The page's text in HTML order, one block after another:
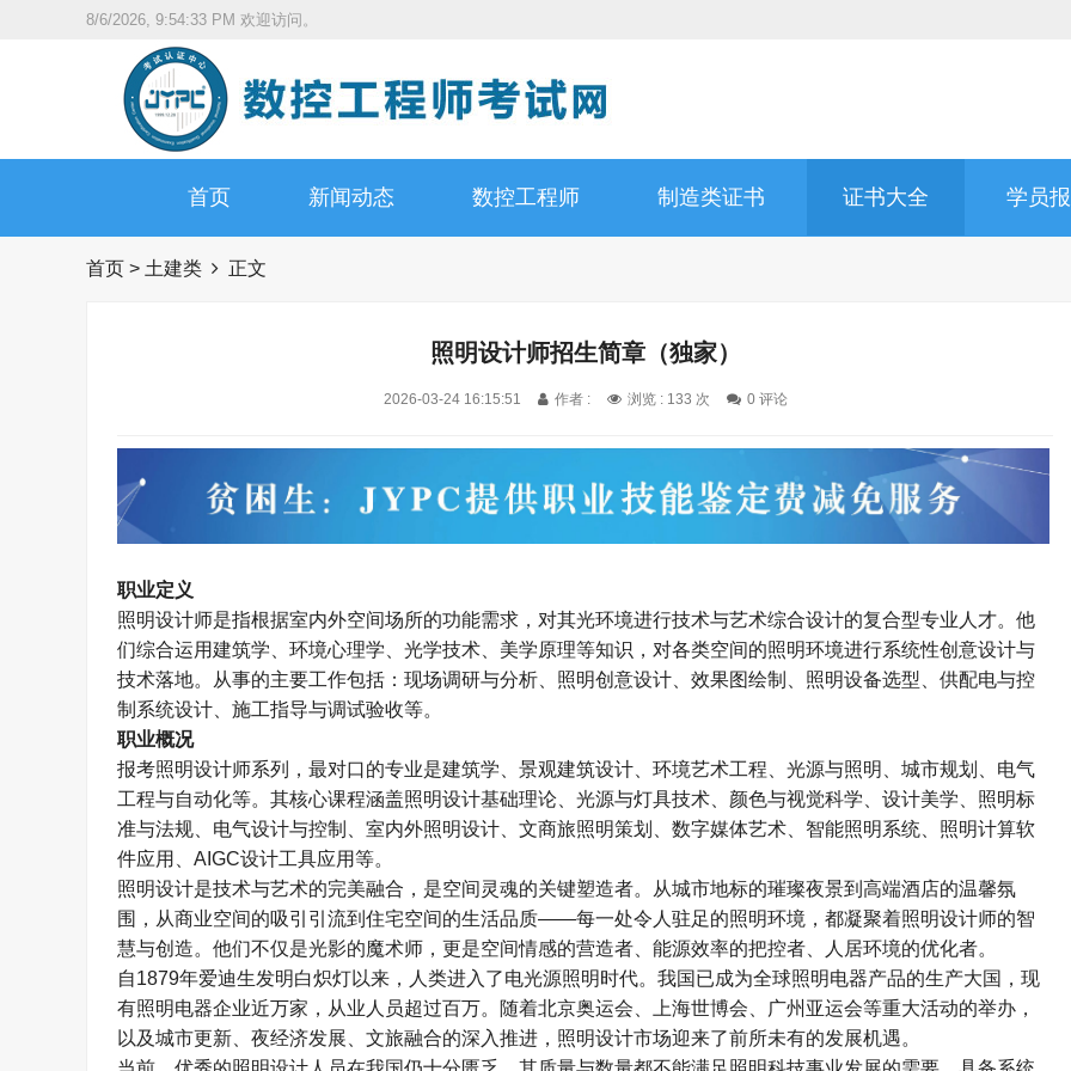
8/6/2026, 9:54:34 PM 欢迎访问。
首页 新闻动态 数控工程师 制造类证书 证书大全 学员
首页 > 土建类 正文
照明设计师招生简章（独家）
2026-03-24 16:15:51 作者 : 浏览 : 133 次 0 评论
职业定义
照明设计师是指根据室内外空间场所的功能需求，对其光环境进行技术与艺术综合设计的复合型专业人才。他
们综合运用建筑学、环境心理学、光学技术、美学原理等知识，对各类空间的照明环境进行系统性创意设计与
技术落地。从事的主要工作包括：现场调研与分析、照明创意设计、效果图绘制、照明设备选型、供配电与控
制系统设计、施工指导与调试验收等。
职业概况
报考照明设计师系列，最对口的专业是建筑学、景观建筑设计、环境艺术工程、光源与照明、城市规划、电气
工程与自动化等。其核心课程涵盖照明设计基础理论、光源与灯具技术、颜色与视觉科学、设计美学、照明标
准与法规、电气设计与控制、室内外照明设计、文商旅照明策划、数字媒体艺术、智能照明系统、照明计算软
件应用、 AIGC设计工具应用等。
照明设计是技术与艺术的完美融合，是空间灵魂的关键塑造者。从城市地标的璀璨夜景到高端酒店的温馨氛
围，从商业空间的吸引引流到住宅空间的生活品质——每一处令人驻足的照明环境，都凝聚着照明设计师的智
慧与创造。他们不仅是光影的魔术师，更是空间情感的营造者、能源效率的把控者、人居环境的优化者。
自1879年爱迪生发明白炽灯以来，人类进入了电光源照明时代。我国已成为全球照明电器产品的生产大国，现
有照明电器企业近万家，从业人员超过百万。随着北京奥运会、上海世博会、广州亚运会等重大活动的举办，
以及城市更新、夜经济发展、文旅融合的深入推进，照明设计市场迎来了前所未有的发展机遇。